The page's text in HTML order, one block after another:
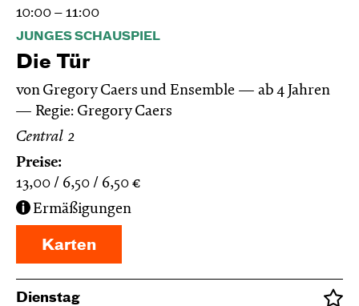
10:00 – 11:00
JUNGES SCHAUSPIEL
Die Tür
von Gregory Caers und Ensemble
ab 4 Jahren
Regie: Gregory Caers
Central 2
Preise:
13,00
6,50 6,50 €
Ermäßigungen
Karten
Dienstag